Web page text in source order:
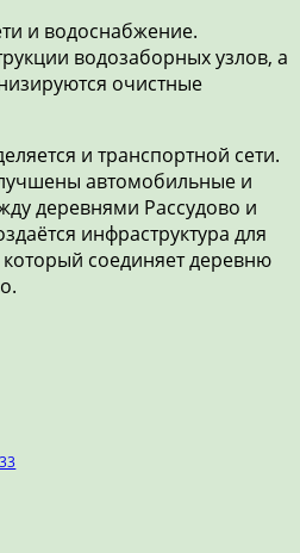
и водоснабжение.
водозаборных узлов, а
очистные
и транспортной сети.
автомобильные и
деревнями Рассудово и
инфраструктура для
который соединяет деревню